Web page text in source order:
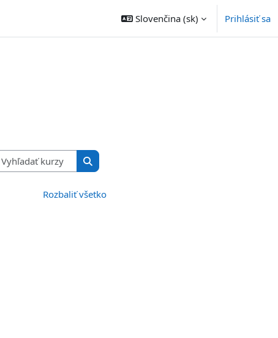
Slovenčina ‎(sk)‎ Prihlásiť sa
Vyhľadať kurzy
Vyhľadať kurzy
Rozbaliť všetko